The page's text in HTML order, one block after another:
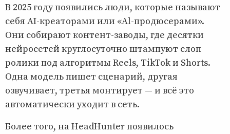
В 2025 году появились люди, которые называют
себя AI-креаторами или «Al-продюсерами».
Они собирают контент-заводы, где десятки
нейросетей круглосуточно штампуют слоп
ролики под алгоритмы Reels, TikTok и Shorts.
Одна модель пишет сценарий, другая
озвучивает, третья монтирует — и всё это
автоматически уходит в сеть.
Более того, на HeadHunter появилось